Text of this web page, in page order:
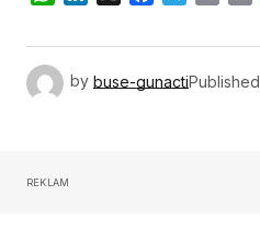
by buse-gunactiPublished
REKLAM